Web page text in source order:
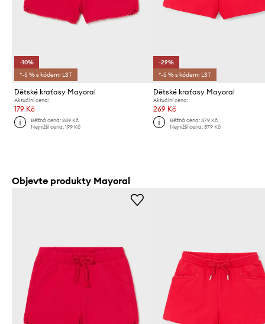
-10%
*-5 % s kódem: LST
Dětské kraťasy Mayoral
Aktuální cena:
179 Kč
Běžná cena:289 Kč
Nejnižší cena:199 Kč
-29%
*-5 % s kódem: LST
Dětské kraťasy Mayoral
Aktuální cena:
269 Kč
Běžná cena: 379 Kč
Nejnižší cena: 379 Kč
Objevte produkty Mayoral